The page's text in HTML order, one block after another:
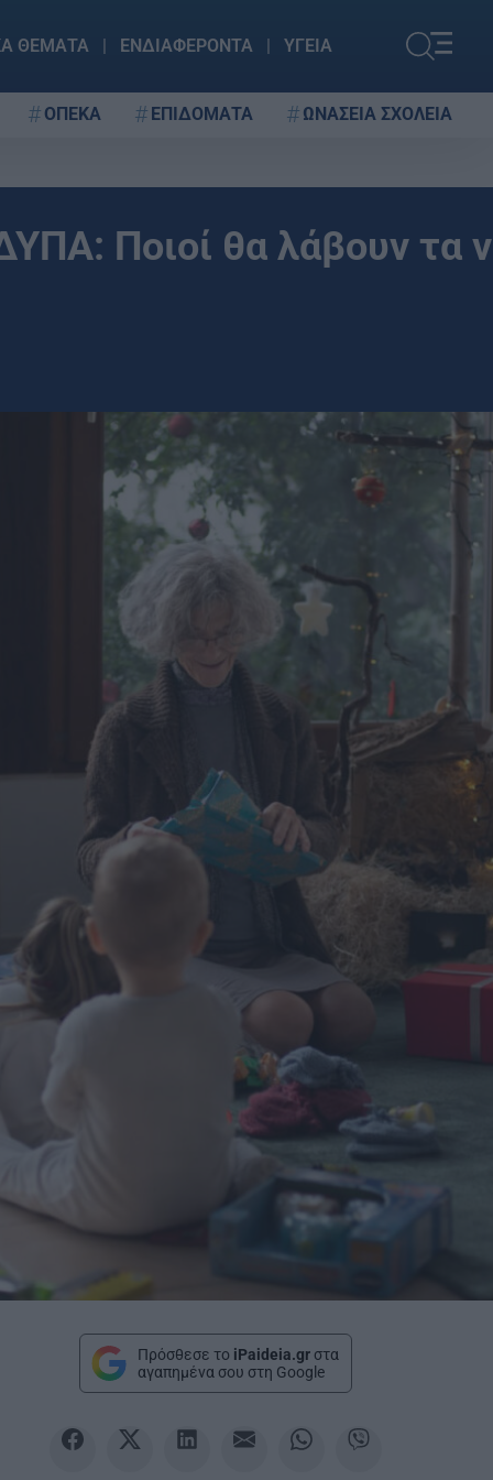
ΘΕΜΑΤΑ ΕΝΔΙΑΦΕΡΟΝΤΑ ΥΓΕΙΑ
ΟΠΕΚΑ ΕΠΙΔΟΜΑΤΑ ΩΝΑΣΕΙΑ ΣΧΟΛΕΙΑ
Ποιοί θα λάβουν τα
Πρόσθεσε το iPaideia.gr στα
αγαπημένα σου στη Google